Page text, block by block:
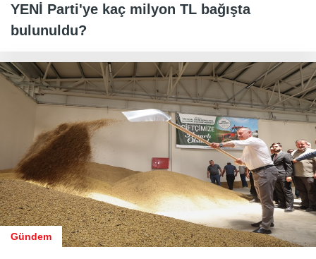
YENİ Parti'ye kaç milyon TL bağışta
bulunuldu?
Gündem